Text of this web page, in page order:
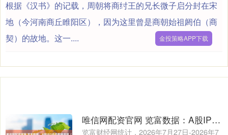
根据《汉书》的记载，周朝将商纣王的兄长微子启分封在宋
地（今河南商丘睢阳区），因为这里曾是商朝始祖阏伯（商
契）的故地。这一....
金投策略APP下载
唯信网配资官网 览富数据：A股IPO动态数据周报（截至2026年8月1日）
览富财经网统计，2026年7月27日-2026年7